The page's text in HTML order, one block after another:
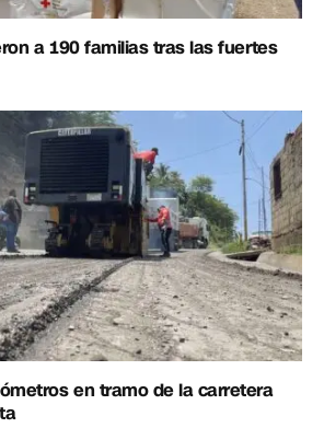
a 190 familias tras las fuertes
en tramo de la carretera